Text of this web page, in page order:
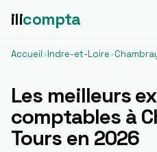
ilicompta
Accueil›Indre-et-Loire›
Les meilleurs
comptables à
Toursen 2026